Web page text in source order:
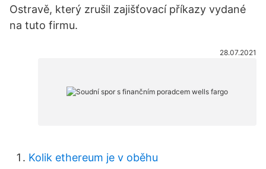
Ostravě, který zrušil zajišťovací příkazy vydané
na tuto firmu.
28.07.2021
Kolik ethereum je v oběhu